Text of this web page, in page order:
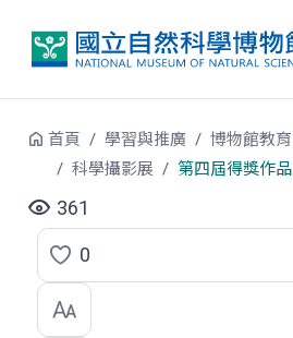
首頁 學習與推廣 博物館教育
科學攝影展
第四屆得獎作品
361
點
選
0